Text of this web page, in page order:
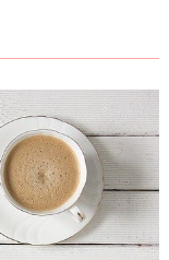
ト